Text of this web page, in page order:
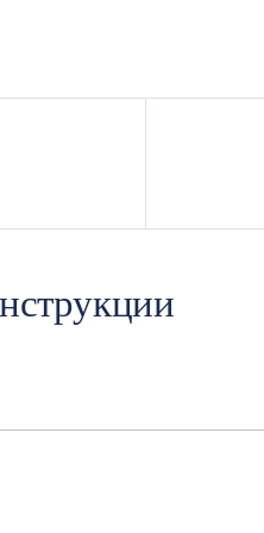
окнами для быстрого
тепло, а ПВХ-окна и
базовую